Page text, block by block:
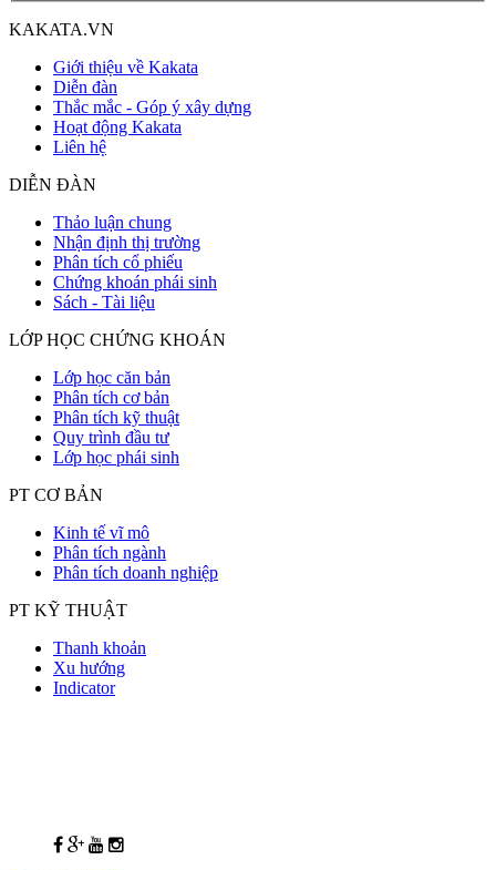
KAKATA.VN
Giới thiệu về Kakata
Diễn đàn
Thắc mắc - Góp ý xây dựng
Hoạt động Kakata
Liên hệ
DIỄN ĐÀN
Thảo luận chung
Nhận định thị trường
Phân tích cổ phiếu
Chứng khoán phái sinh
Sách - Tài liệu
LỚP HỌC CHỨNG KHOÁN
Lớp học căn bản
Phân tích cơ bản
Phân tích kỹ thuật
Quy trình đầu tư
Lớp học phái sinh
PT CƠ BẢN
Kinh tế vĩ mô
Phân tích ngành
Phân tích doanh nghiệp
PT KỸ THUẬT
Thanh khoản
Xu hướng
Indicator